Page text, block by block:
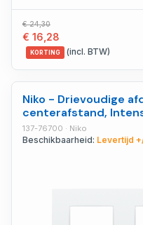
€ 24,30
€ 16,28
KORTING (incl. BTW)
Niko - Drievoudige
centerafstand,
137-76700 · Niko
Beschikbaarheid: Levertijd